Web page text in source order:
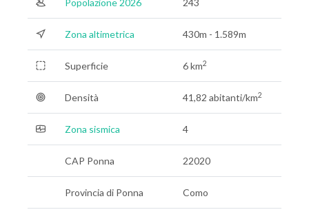
Popolazione 2026 243
Zona altimetrica 430m - 1.589m
Superficie 6 km2
Densità 41,82 abitanti/km2
Zona sismica 4
CAP Ponna 22020
Provincia di Ponna Como